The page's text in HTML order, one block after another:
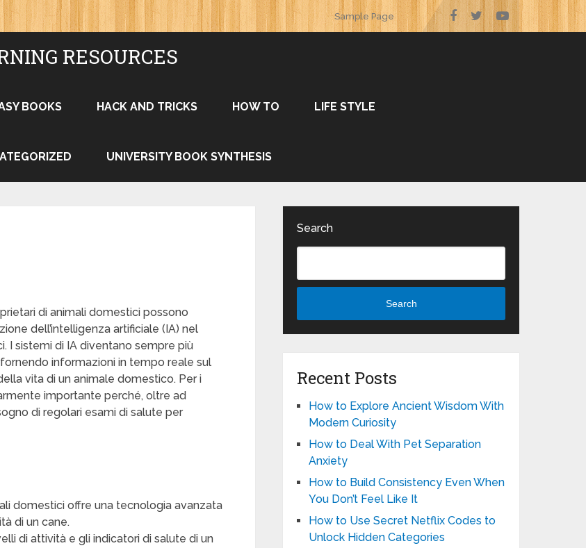
Sample Page
RESOURCES
BOOKS HACK AND TRICKS HOW TO LIFE STYLE
UNIVERSITY BOOK SYNTHESIS
di animali domestici possono
dell’intelligenza artificiale (IA) nel
I sistemi di IA diventano sempre più
informazioni in tempo reale sul
vita di un animale domestico. Per i
importante perché, oltre ad
di regolari esami di salute per
domestici offre una tecnologia avanzata
di un cane.
di attività e gli indicatori di salute di un
Search
Search
Recent Posts
How to Explore Ancient Wisdom With
Modern Curiosity
How to Deal With Pet Separation
Anxiety
How to Build Consistency Even When
You Don’t Feel Like It
How to Use Secret Netflix Codes to
Unlock Hidden Categories